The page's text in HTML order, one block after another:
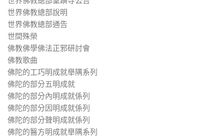
世界佛教總部說明
世界佛教總部通告
世間殊榮
佛教佛學佛法正邪研討會
佛教歌曲
佛陀的工巧明成就舉隅系列
佛陀的部分五明成就
佛陀的部分內明成就係列
佛陀的部分因明成就係列
佛陀的部分聲明成就係列
佛陀的醫方明成就舉隅系列